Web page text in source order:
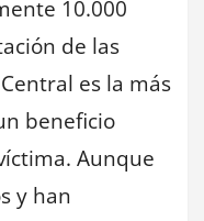
10.000
de las
es la más
beneficio
Aunque
y han